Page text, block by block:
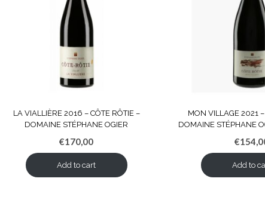
LA VIALLIÈRE 2016 – CÔTE RÔTIE –
DOMAINE STÉPHANE OGIER
€170,00
Add to cart
MON VILLAGE 2021
DOMAINE STÉPHANE
€
Add to